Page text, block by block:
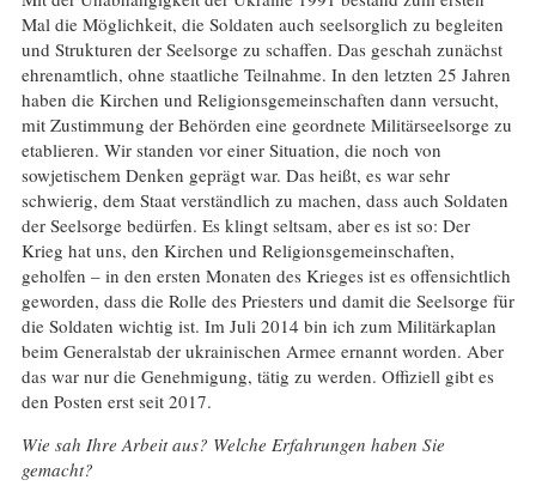
Mal die Möglichkeit, die Soldaten auch seelsorglich zu begleiten
und Strukturen der Seelsorge zu schaffen. Das geschah zunächst
ehrenamtlich, ohne staatliche Teilnahme. In den letzten 25 Jahren
haben die Kirchen und Religionsgemeinschaften dann versucht,
mit Zustimmung der Behörden eine geordnete Militärseelsorge zu
etablieren. Wir standen vor einer Situation, die noch von
sowjetischem Denken geprägt war. Das heißt, es war sehr
schwierig, dem Staat verständlich zu machen, dass auch Soldaten
der Seelsorge bedürfen. Es klingt seltsam, aber es ist so: Der
Krieg hat uns, den Kirchen und Religionsgemeinschaften,
geholfen – in den ersten Monaten des Krieges ist es offensichtlich
geworden, dass die Rolle des Priesters und damit die Seelsorge für
die Soldaten wichtig ist. Im Juli 2014 bin ich zum Militärkaplan
beim Generalstab der ukrainischen Armee ernannt worden. Aber
das war nur die Genehmigung, tätig zu werden. Offiziell gibt es
den Posten erst seit 2017.
Wie sah Ihre Arbeit aus? Welche Erfahrungen haben Sie
gemacht?